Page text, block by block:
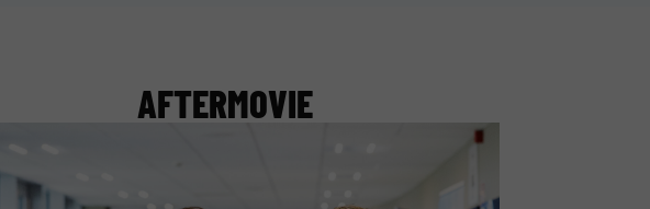
AFTERMOVIE